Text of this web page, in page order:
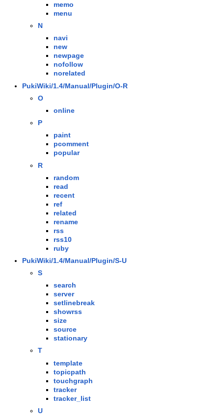
memo
menu
N
navi
new
newpage
nofollow
norelated
PukiWiki/1.4/Manual/Plugin/O-R
O
online
P
paint
pcomment
popular
R
random
read
recent
ref
related
rename
rss
rss10
ruby
PukiWiki/1.4/Manual/Plugin/S-U
S
search
server
setlinebreak
showrss
size
source
stationary
T
template
topicpath
touchgraph
tracker
tracker_list
U